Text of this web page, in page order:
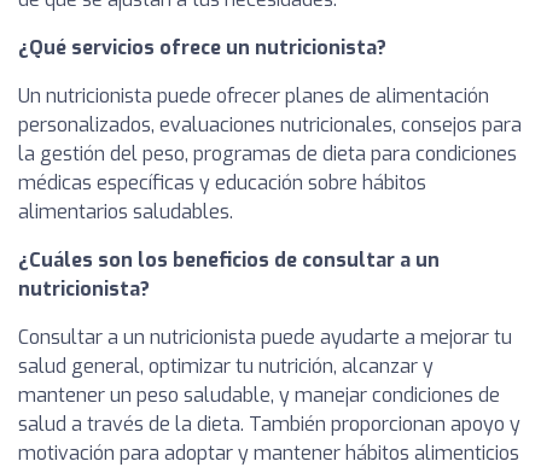
¿Qué servicios ofrece un nutricionista?
Un nutricionista puede ofrecer planes de alimentación
personalizados, evaluaciones nutricionales, consejos para
la gestión del peso, programas de dieta para condiciones
médicas específicas y educación sobre hábitos
alimentarios saludables.
¿Cuáles son los beneficios de consultar a un
nutricionista?
Consultar a un nutricionista puede ayudarte a mejorar tu
salud general, optimizar tu nutrición, alcanzar y
mantener un peso saludable, y manejar condiciones de
salud a través de la dieta. También proporcionan apoyo y
motivación para adoptar y mantener hábitos alimenticios